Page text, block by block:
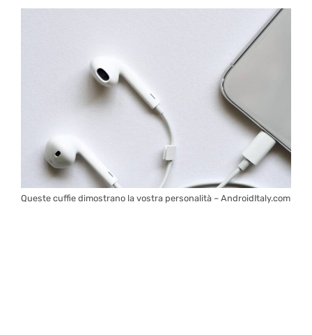
Queste cuffie dimostrano la vostra personalità – AndroidItaly.com